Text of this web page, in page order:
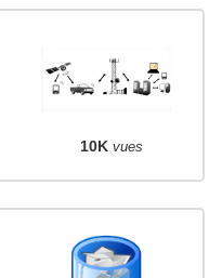
10K vues